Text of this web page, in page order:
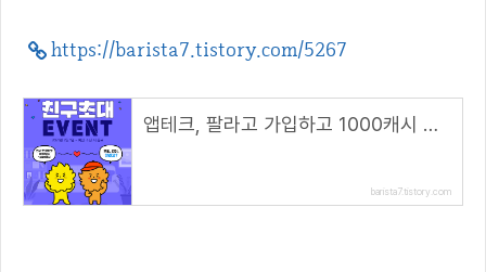
https://barista7.tistory.com/5267
앱테크, 팔라고 가입하고 1000캐시 받자(모바일 추천링크)
barista7.tistory.com